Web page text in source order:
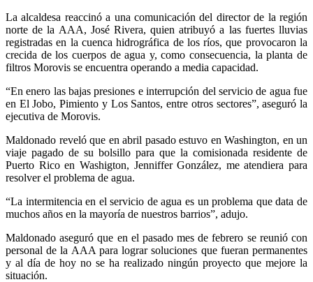
La alcaldesa reaccinó a una comunicación del director de la región
norte de la AAA, José Rivera, quien atribuyó a las fuertes lluvias
registradas en la cuenca hidrográfica de los ríos, que provocaron la
crecida de los cuerpos de agua y, como consecuencia, la planta de
filtros Morovis se encuentra operando a media capacidad.
“En enero las bajas presiones e interrupción del servicio de agua fue
en El Jobo, Pimiento y Los Santos, entre otros sectores”, aseguró la
ejecutiva de Morovis.
Maldonado reveló que en abril pasado estuvo en Washington, en un
viaje pagado de su bolsillo para que la comisionada residente de
Puerto Rico en Washigton, Jenniffer González, me atendiera para
resolver el problema de agua.
“La intermitencia en el servicio de agua es un problema que data de
muchos años en la mayoría de nuestros barrios”, adujo.
Maldonado aseguró que en el pasado mes de febrero se reunió con
personal de la AAA para lograr soluciones que fueran permanentes
y al día de hoy no se ha realizado ningún proyecto que mejore la
situación.